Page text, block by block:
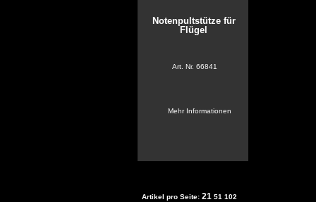
Notenpultstütze für
Flügel
Art. Nr. 66841
Mehr Informationen
Artikel pro Seite: 21 51 102